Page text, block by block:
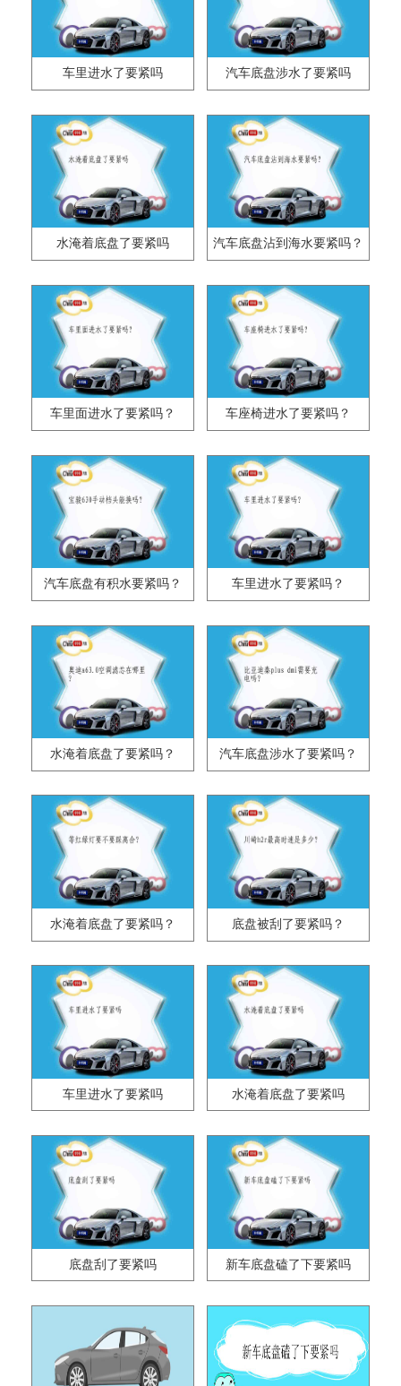
车里进水了要紧吗 汽车底盘涉水了要紧吗
水淹着底盘了要紧吗 汽车底盘沾到海水要紧吗？
车里面进水了要紧吗？ 车座椅进水了要紧吗？
汽车底盘有积水要紧吗？ 车里进水了要紧吗？
水淹着底盘了要紧吗？ 汽车底盘涉水了要紧吗？
水淹着底盘了要紧吗？ 底盘被刮了要紧吗？
车里进水了要紧吗 水淹着底盘了要紧吗
底盘刮了要紧吗 新车底盘磕了下要紧吗